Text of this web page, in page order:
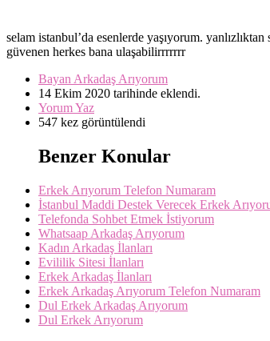
selam istanbul’da esenlerde yaşıyorum.
güvenen herkes bana ulaşabilirrrrrrr
Bayan Arkadaş Arıyorum
14 Ekim 2020 tarihinde eklendi.
Yorum Yaz
547 kez görüntülendi
Benzer Konular
Erkek Arıyorum Telefon Numaram
İstanbul Maddi Destek Verecek Erkek
Telefonda Sohbet Etmek İstiyorum
Whatsaap Arkadaş Arıyorum
Kadın Arkadaş İlanları
Evililik Sitesi İlanları
Erkek Arkadaş İlanları
Erkek Arkadaş Arıyorum Telefon Numaram
Dul Erkek Arkadaş Arıyorum
Dul Erkek Arıyorum